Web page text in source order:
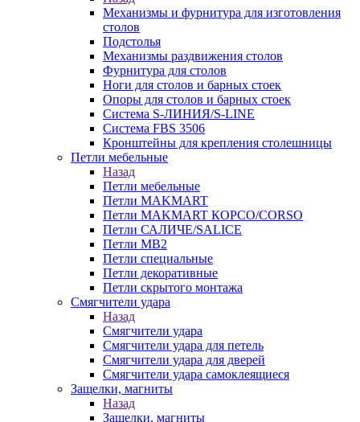
Механизмы и фурнитура для изготовления
столов
Подстолья
Механизмы раздвижения столов
Фурнитура для столов
Ноги для столов и барных стоек
Опоры для столов и барных стоек
Система S-ЛИНИЯ/S-LINE
Система FBS 3506
Кронштейны для крепления столешницы
Петли мебельные
Назад
Петли мебельные
Петли MAKMART
Петли MAKMART КОРСО/CORSO
Петли САЛИЧЕ/SALICE
Петли MB2
Петли специальные
Петли декоративные
Петли скрытого монтажа
Смягчители удара
Назад
Смягчители удара
Смягчители удара для петель
Смягчители удара для дверей
Cмягчители удара самоклеящиеся
Защелки, магниты
Назад
Защелки, магниты